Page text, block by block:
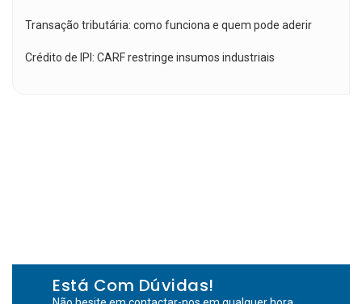
Transação tributária: como funciona e quem pode aderir
Crédito de IPI: CARF restringe insumos industriais
Está Com Dúvidas!